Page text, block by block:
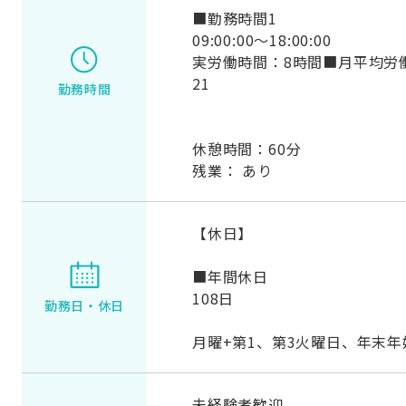
勤務時間
■勤務時間1
09:00:00～18:00:00
実労働時間：8時間■月平均労
21
休憩時間：60分
残業： あり
勤務日・ 休日
【休日】
■年間休日
108日
月曜+第1、第3火曜日、年末年